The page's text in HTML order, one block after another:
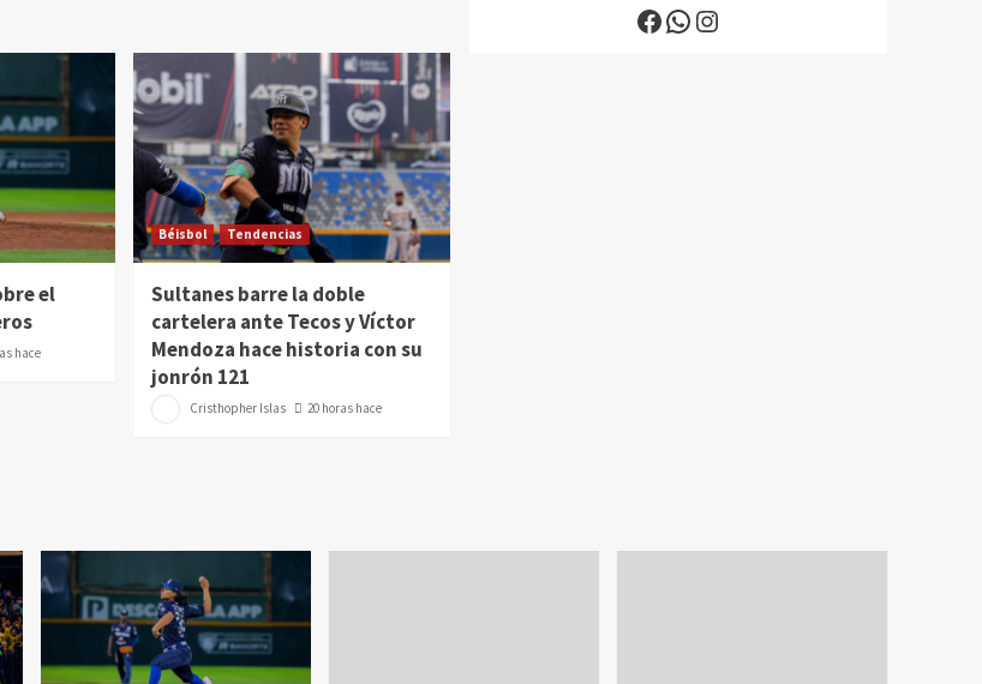
el
hace
Béisbol Tendencias
Sultanes barre la doble
cartelera ante Tecos y Víctor
Mendoza hace historia con su
jonrón 121
Cristhopher Islas 20 horas hace
Facebook
WhatsApp
Instagram